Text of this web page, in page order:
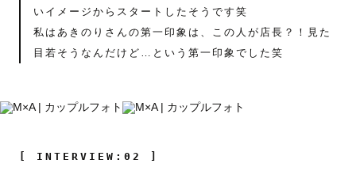
いイメージからスタートしたそうです笑
私はあきのりさんの第一印象は、この人が店長？！見た
目若そうなんだけど…という第一印象でした笑
[ INTERVIEW:02 ]